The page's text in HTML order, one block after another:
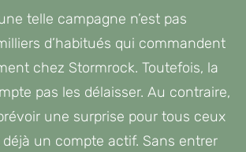
telle campagne n’est pas
d’habitués qui commandent
chez Stormrock. Toutefois, la
pas les délaisser. Au contraire,
une surprise pour tous ceux
un compte actif. Sans entrer